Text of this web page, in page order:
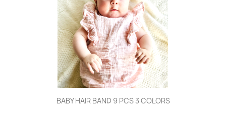
BABY HAIR BAND 9 PCS 3 COLORS